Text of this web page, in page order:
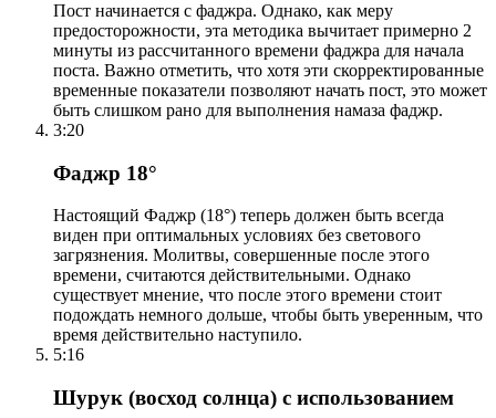
Пост начинается с фаджра. Однако, как меру
предосторожности, эта методика вычитает примерно 2
минуты из рассчитанного времени фаджра для начала
поста. Важно отметить, что хотя эти скорректированные
временные показатели позволяют начать пост, это может
быть слишком рано для выполнения намаза фаджр.
3:20
Фаджр 18°
Настоящий Фаджр (18°) теперь должен быть всегда
виден при оптимальных условиях без светового
загрязнения. Молитвы, совершенные после этого
времени, считаются действительными. Однако
существует мнение, что после этого времени стоит
подождать немного дольше, чтобы быть уверенным, что
время действительно наступило.
5:16
Шурук (восход солнца) с использованием